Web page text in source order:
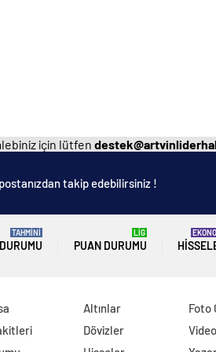
için lütfen
takip edebilirsiniz !
TAHMİNİ
PUAN DURUMU
LİG
Altınlar
Dövizler
Foto